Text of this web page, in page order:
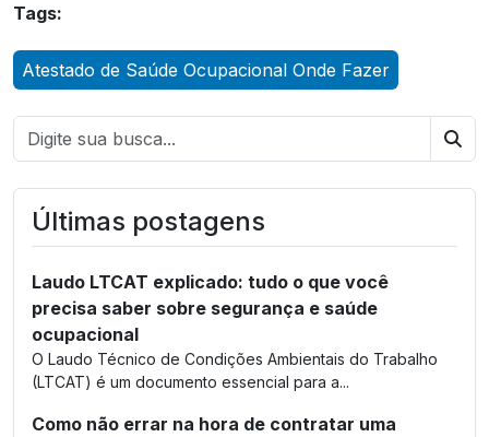
Tags:
Atestado de Saúde Ocupacional Onde Fazer
Últimas postagens
Laudo LTCAT explicado: tudo o que você
precisa saber sobre segurança e saúde
ocupacional
O Laudo Técnico de Condições Ambientais do Trabalho
(LTCAT) é um documento essencial para a...
Como não errar na hora de contratar uma